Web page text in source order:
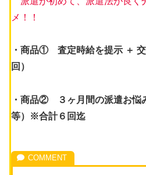
メ！！
・商品① 査定時給を提示 ＋
回）
・商品② ３ヶ月間の派遣お悩
等）
※合計６回迄